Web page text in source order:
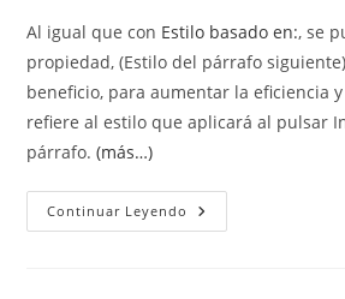
entrada:
entrada:
Al igual que con Estilo basado en:, se
propiedad, (Estilo del párrafo
beneficio, para aumentar la eficiencia
refiere al estilo que aplicará al pulsar
párrafo.(más…)
Continuar Leyendo Estilo
Del